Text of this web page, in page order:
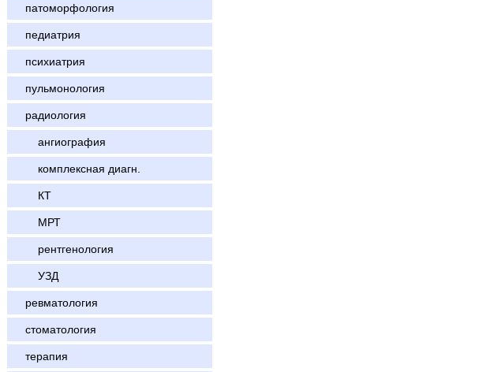
патоморфология
педиатрия
психиатрия
пульмонология
радиология
ангиография
комплексная диагн.
КТ
МРТ
рентгенология
УЗД
ревматология
стоматология
терапия